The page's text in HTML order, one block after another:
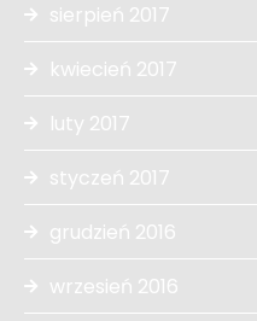
sierpień 2017
kwiecień 2017
luty 2017
styczeń 2017
grudzień 2016
wrzesień 2016